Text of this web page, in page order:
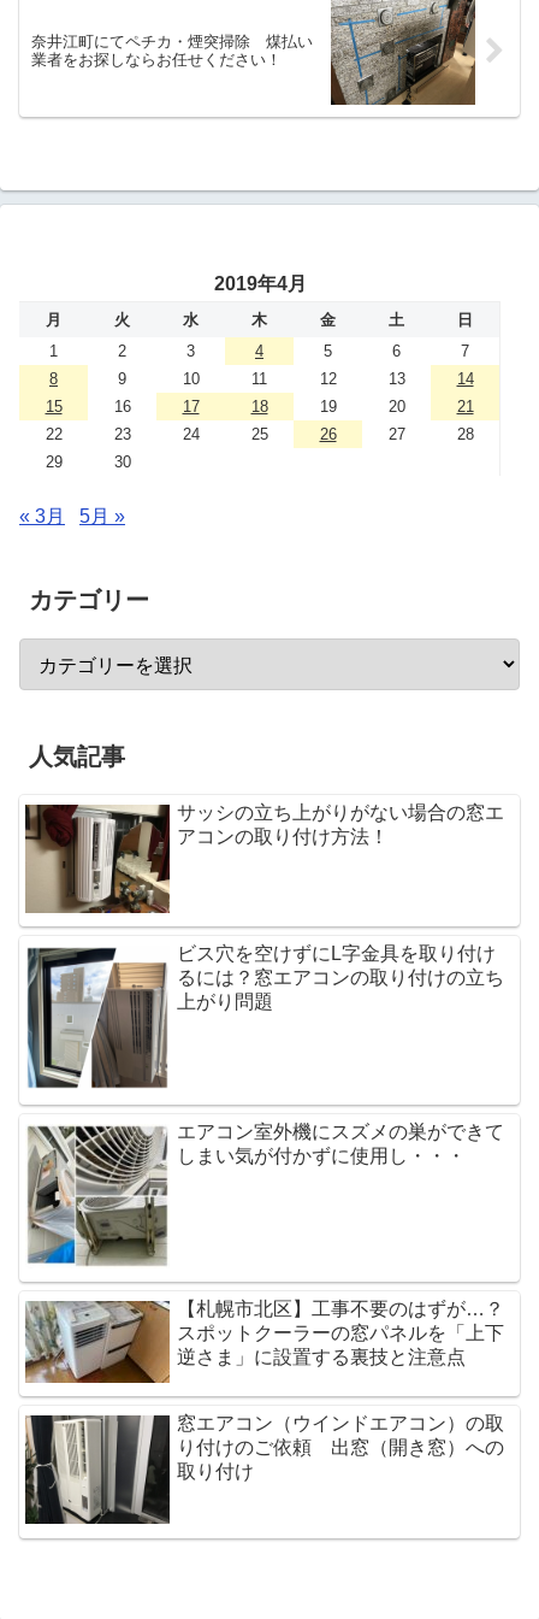
奈井江町にてペチカ・煙突掃除 煤払い
業者をお探しならお任せください！
2019年4月
月 火 水 木 金 土
日
1
2 3 4 5 6
7
8
9 10 11 12 13
14
15
16 17 18 19 20
21
22
23 24 25 26 27
28
29
30
« 3月 5月 »
カテゴリー
人気記事
サッシの立ち上がりがない場合の窓エ
アコンの取り付け方法！
ビス穴を空けずにL字金具を取り付け
るには？窓エアコンの取り付けの立ち
上がり問題
エアコン室外機にスズメの巣ができて
しまい気が付かずに使用し・・・
【札幌市北区】工事不要のはずが…？
スポットクーラーの窓パネルを「上下
逆さま」に設置する裏技と注意点
窓エアコン（ウインドエアコン）の取
り付けのご依頼 出窓（開き窓）への
取り付け